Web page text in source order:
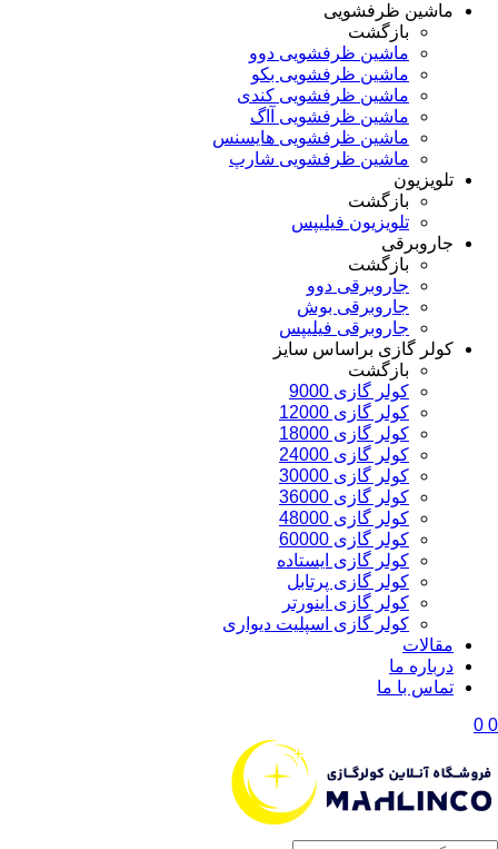
ماشین ظرفشویی
بازگشت
ماشین ظرفشویی دوو
ماشین ظرفشویی بکو
ماشین ظرفشویی کندی
ماشین ظرفشویی آاگ
ماشین ظرفشویی هایسنس
ماشین ظرفشویی شارپ
تلویزیون
بازگشت
تلویزیون فیلیپس
جاروبرقی
بازگشت
جاروبرقی دوو
جاروبرقی بوش
جاروبرقی فیلیپس
کولر گازی براساس سایز
بازگشت
کولر گازی 9000
کولر گازی 12000
کولر گازی 18000
کولر گازی 24000
کولر گازی 30000
کولر گازی 36000
کولر گازی 48000
کولر گازی 60000
کولر گازی ایستاده
کولر گازی پرتابل
کولر گازی اینورتر
کولر گازی اسپلیت دیواری
مقالات
درباره ما
تماس با ما
0
0